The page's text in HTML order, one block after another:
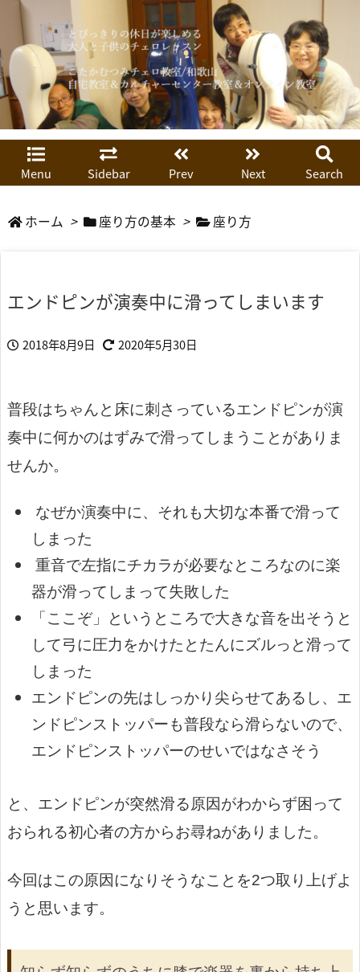
Menu Sidebar Prev Next Search
ホーム > 座り方の基本 > 座り方
エンドピンが演奏中に滑ってしまいます
2018年8月9日 2020年5月30日
普段はちゃんと床に刺さっているエンドピンが演
奏中に何かのはずみで滑ってしまうことがありま
せんか。
なぜか演奏中に、それも大切な本番で滑って
しまった
重音で左指にチカラが必要なところなのに楽
器が滑ってしまって失敗した
「ここぞ」というところで大きな音を出そうと
して弓に圧力をかけたとたんにズルっと滑って
しまった
エンドピンの先はしっかり尖らせてあるし、エ
ンドピンストッパーも普段なら滑らないので、
エンドピンストッパーのせいではなさそう
と、エンドピンが突然滑る原因がわからず困って
おられる初心者の方からお尋ねがありました。
今回はこの原因になりそうなことを2つ取り上げよ
うと思います。